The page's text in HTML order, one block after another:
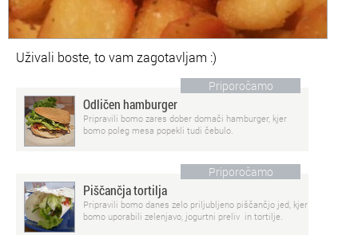
Uživali boste, to vam zagotavljam :)
Priporočamo
Odličen hamburger
Pripravili bomo zares dober domači hamburger, kjer
bomo poleg mesa popekli tudi čebulo.
Priporočamo
Piščančja tortilja
Pripravili bomo danes zelo priljubljeno piščančjo jed, kjer
bomo uporabili zelenjavo, jogurtni preliv in tortilje.